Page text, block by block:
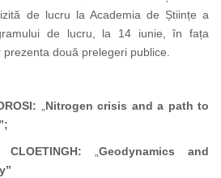
de lucru la Academia de Științe a
de lucru, la 14 iunie, în fața
două prelegeri publice.
Nitrogen crisis and a path to
Geodynamics and